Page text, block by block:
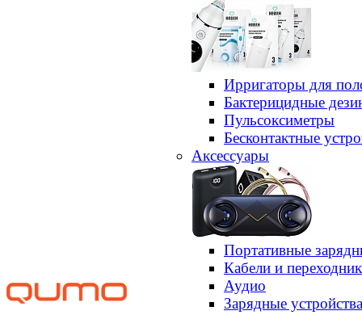
Ирригаторы для
Бактерицидные
Пульсоксиметры
Бесконтактные
Аксессуары
Портативные
Кабели и
Аудио
Зарядные устройства